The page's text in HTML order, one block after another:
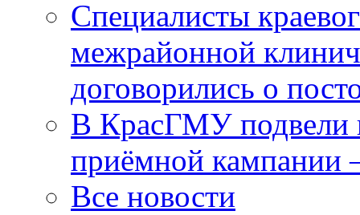
Специалисты
межрайонной
договорились о
В КрасГМУ подвели
приёмной кампании
Все новости